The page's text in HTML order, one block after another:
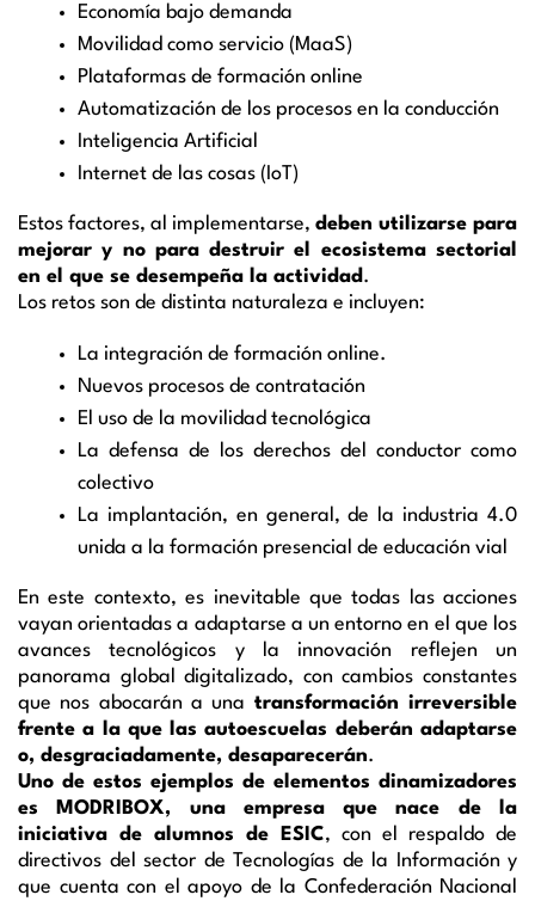
Economía bajo demanda
Movilidad como servicio (MaaS)
Plataformas de formación online
Automatización de los procesos en la conducción
Inteligencia Artificial
Internet de las cosas (IoT)
Estos factores, al implementarse, deben utilizarse para
mejorar y no para destruir el ecosistema sectorial
en el que se desempeña la actividad .
Los retos son de distinta naturaleza e incluyen:
La integración de formación online.
Nuevos procesos de contratación
El uso de la movilidad tecnológica
La defensa de los derechos del conductor como
colectivo
La implantación, en general, de la industria 4.0
unida a la formación presencial de educación vial
En este contexto, es inevitable que todas las acciones
vayan orientadas a adaptarse a un entorno en el que los
avances tecnológicos y la innovación reflejen un
panorama global digitalizado, con cambios constantes
que nos abocarán a una transformación irreversible
frente a la que las autoescuelas deberán adaptarse
o, desgraciadamente, desaparecerán.
Uno de estos ejemplos de elementos dinamizadores
es MODRIBOX, una empresa que nace de la
iniciativa de alumnos de ESIC, con el respaldo de
directivos del sector de Tecnologías de la Información y
que cuenta con el apoyo de la Confederación Nacional